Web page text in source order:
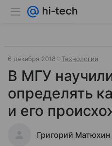
6 декабря 2018 Технологии
В МГУ
определять
и его
Григорий Матюхин